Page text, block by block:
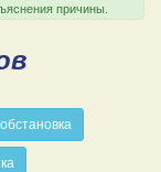
причины.